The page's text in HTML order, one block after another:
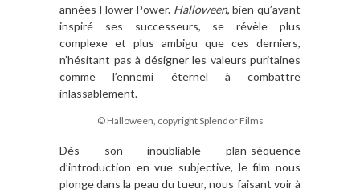
années Flower Power. Halloween, bien qu’ayant
inspiré ses successeurs, se révèle plus
complexe et plus ambigu que ces derniers,
n’hésitant pas à désigner les valeurs puritaines
comme l’ennemi éternel à combattre
inlassablement.
© Halloween, copyright Splendor Films
Dès son inoubliable plan-séquence
d’introduction en vue subjective, le film nous
plonge dans la peau du tueur, nous faisant voir à